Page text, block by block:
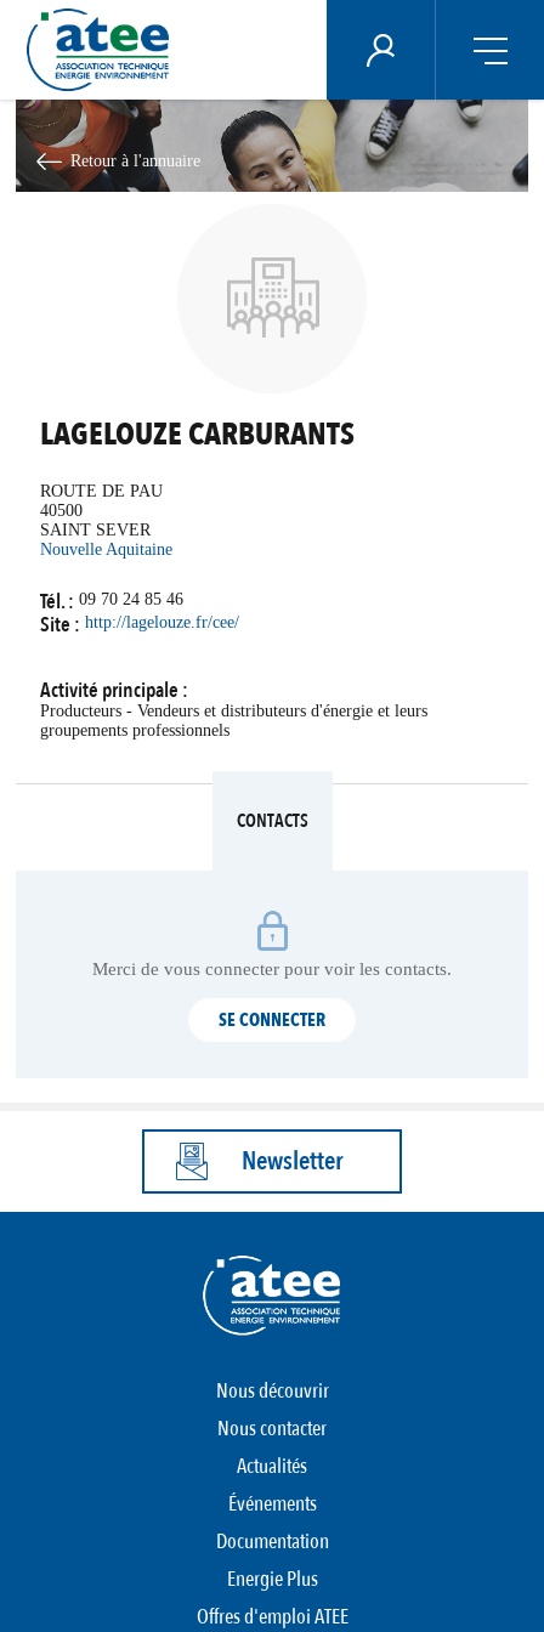
Aller
contenu
principal
ÉNERGIE PLUS
Retour à l'annuaire
LAGELOUZE CARBURANTS
ROUTE DE PAU
40500
SAINT SEVER
Nouvelle Aquitaine
Tél. : 09 70 24 85 46
Site : http://lagelouze.fr/cee/
Activité principale :
Producteurs - Vendeurs et distributeurs d'énergie et leurs
groupements professionnels
CONTACTS
Merci de vous connecter pour voir les contacts.
SE CONNECTER
Newsletter
Nous découvrir
Nous contacter
Actualités
Événements
Documentation
Energie Plus
Offres d'emploi ATEE
Panneau de gestion des cookies